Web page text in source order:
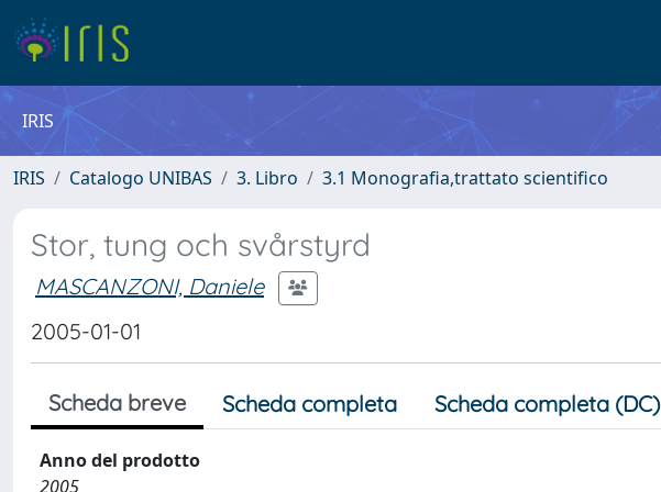
IRIS
IRIS Catalogo UNIBAS 3. Libro 3.1 Monografia,trattato scientifico
Stor, tung och svårstyrd
MASCANZONI, Daniele
2005-01-01
Scheda breve Scheda completa Scheda completa (DC)
Anno del prodotto
2005